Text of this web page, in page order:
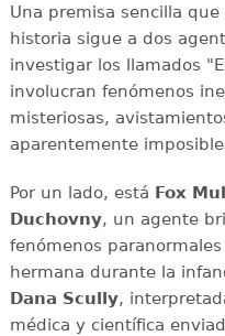
Una premisa sencilla
historia sigue a dos
investigar los llamados
involucran fenómenos
misteriosas,
aparentemente
Por un lado, está Fox
Duchovny, un agente
fenómenos
hermana durante la
Dana Scully,
médica y científica